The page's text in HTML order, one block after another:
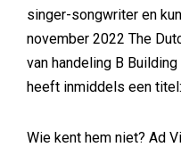
singer-songwriter en
november 2022 The
van handeling B
heeft inmiddels een
Wie kent hem niet? Ad